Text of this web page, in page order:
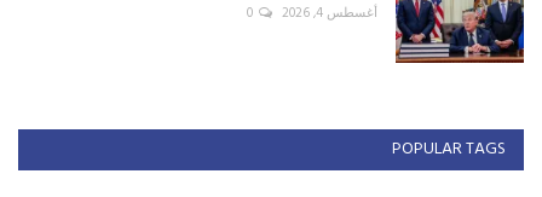
أغسطس 4, 2026 0
POPULAR TAGS